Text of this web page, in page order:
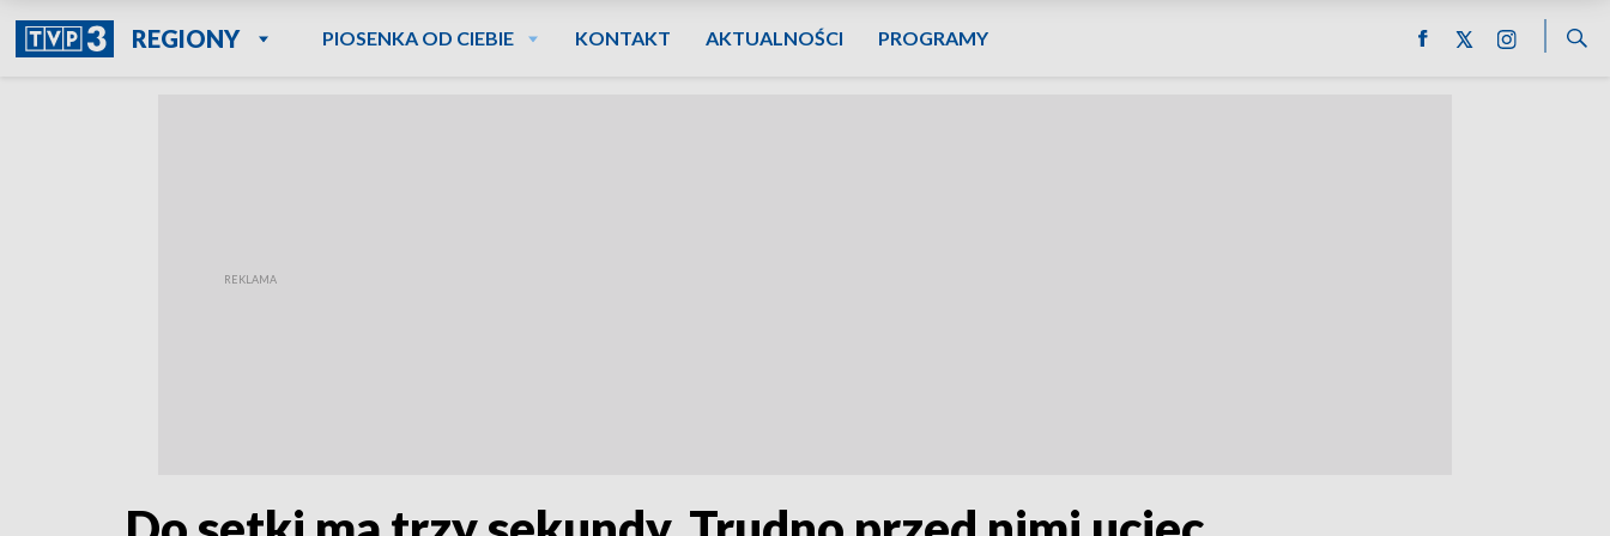
REGIONY PIOSENKA OD CIEBIE KONTAKT AKTUALNOŚCI PROGRAMY